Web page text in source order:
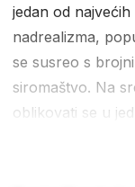
jedan od
nadrealizma,
se susreo s
siromaštvo. Na
oblikovati se u